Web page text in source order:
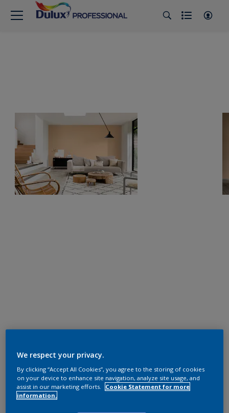
We respect your privacy.
By clicking “Accept All Cookies”, you agree to the storing of cookies
on your device to enhance site navigation, analyze site usage, and
assist in our marketing efforts.
Cookie Statement for more
information.